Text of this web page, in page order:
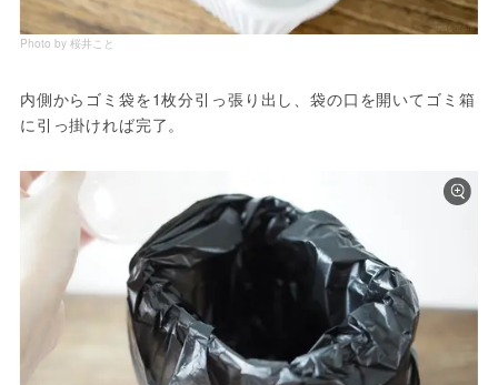
Photo by 桜井こと
内側からゴミ袋を1枚分引っ張り出し、袋の口を開いてゴミ箱
に引っ掛ければ完了。